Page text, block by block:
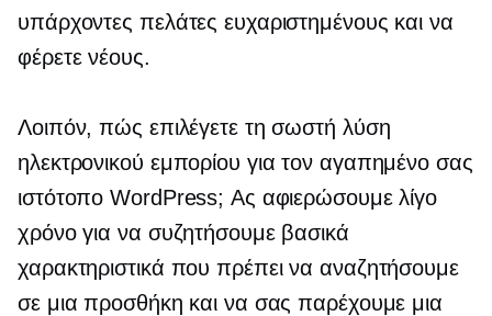
υπάρχοντες πελάτες ευχαριστημένους και να
φέρετε νέους.
Λοιπόν, πώς επιλέγετε τη σωστή λύση
ηλεκτρονικού εμπορίου για τον αγαπημένο σας
ιστότοπο WordPress; Ας αφιερώσουμε λίγο
χρόνο για να συζητήσουμε βασικά
χαρακτηριστικά που πρέπει να αναζητήσουμε
σε μια προσθήκη και να σας παρέχουμε μια